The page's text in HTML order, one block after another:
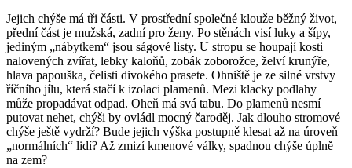
Jejich chýše má tři části. V prostřední společné klouže běžný život,
přední část je mužská, zadní pro ženy. Po stěnách visí luky a šípy,
jediným „nábytkem“ jsou ságové listy. U stropu se houpají kosti
nalovených zvířat, lebky kaloňů, zobák zoborožce, želví krunýře,
hlava papouška, čelisti divokého prasete. Ohniště je ze silné vrstvy
říčního jílu, která stačí k izolaci plamenů. Mezi klacky podlahy
může propadávat odpad. Oheň má svá tabu. Do plamenů nesmí
putovat nehet, chýši by ovládl mocný čaroděj. Jak dlouho stromové
chýše ještě vydrží? Bude jejich výška postupně klesat až na úroveň
„normálních“ lidí? Až zmizí kmenové války, spadnou chýše úplně
na zem?